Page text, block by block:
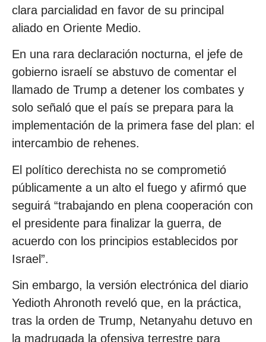
clara parcialidad en favor de su principal
aliado en Oriente Medio.
En una rara declaración nocturna, el jefe de
gobierno israelí se abstuvo de comentar el
llamado de Trump a detener los combates y
solo señaló que el país se prepara para la
implementación de la primera fase del plan: el
intercambio de rehenes.
El político derechista no se comprometió
públicamente a un alto el fuego y afirmó que
seguirá “trabajando en plena cooperación con
el presidente para finalizar la guerra, de
acuerdo con los principios establecidos por
Israel”.
Sin embargo, la versión electrónica del diario
Yedioth Ahronoth reveló que, en la práctica,
tras la orden de Trump, Netanyahu detuvo en
la madrugada la ofensiva terrestre para